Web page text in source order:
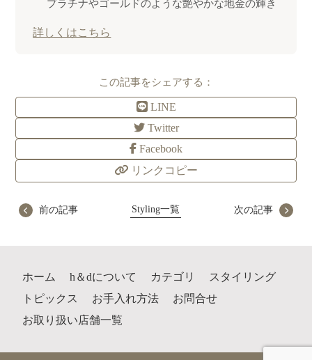
プラチナやゴールドのような艶やかな地金の輝き
詳しくはこちら
この記事をシェアする：
LINE
Twitter
Facebook
リンクコピー
前の記事 Styling一覧 次の記事
ホーム h＆dについて カテゴリ
スタイリング
トピックス
お手入れ方法
お問合せ
お取り扱い店舗一覧